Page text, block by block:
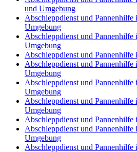
und Umgebung
Abschleppdienst und
Umgebung
Abschleppdienst und Pannenhilfe
Umgebung
Abschleppdienst und
Abschleppdienst und Pannenhilfe
Umgebung
Abschleppdienst und Pannenhilfe
Umgebung
Abschleppdienst und
Umgebung
Abschleppdienst und
Abschleppdienst und Pannenhilfe
Umgebung
Abschleppdienst und Pannenhilfe